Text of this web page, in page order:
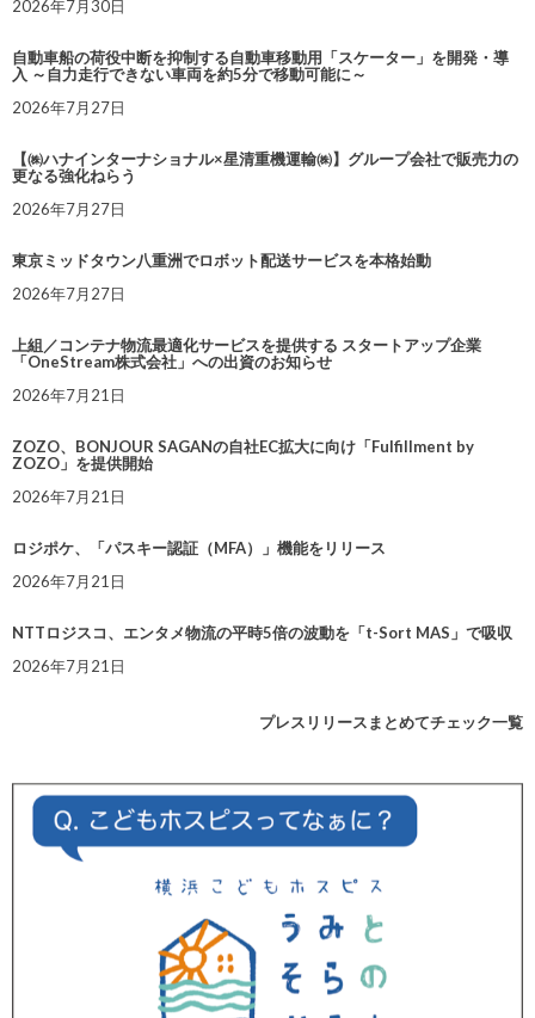
2026年7月30日
自動車船の荷役中断を抑制する自動車移動用「スケーター」を開発・導
入 ～自力走行できない車両を約5分で移動可能に～
2026年7月27日
【㈱ハナインターナショナル×星清重機運輸㈱】グループ会社で販売力の
更なる強化ねらう
2026年7月27日
東京ミッドタウン八重洲でロボット配送サービスを本格始動
2026年7月27日
上組／コンテナ物流最適化サービスを提供する スタートアップ企業
「OneStream株式会社」への出資のお知らせ
2026年7月21日
ZOZO、BONJOUR SAGANの自社EC拡大に向け「Fulfillment by
ZOZO」を提供開始
2026年7月21日
ロジポケ、「パスキー認証（MFA）」機能をリリース
2026年7月21日
NTTロジスコ、エンタメ物流の平時5倍の波動を「t-Sort MAS」で吸収
2026年7月21日
プレスリリースまとめてチェック一覧